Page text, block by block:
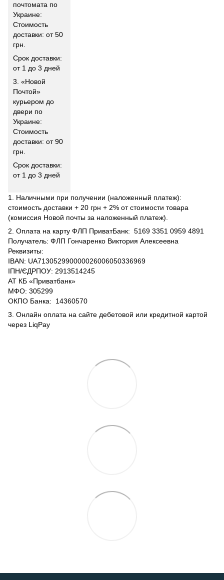
почтомата по
Украине:
Стоимость
доставки: от 50
грн.
Срок доставки:
от 1 до 3 дней
3. «Новой
Почтой»
курьером до
двери по
Украине:
Стоимость
доставки: от 90
грн.
Срок доставки:
от 1 до 3 дней
1. Наличными при получении (наложенный платеж):
стоимость доставки + 20 грн + 2% от стоимости товара
(комиссия Новой почты за наложенный платеж).
2. Оплата на карту ФЛП ПриватБанк: 5169 3351 0959 4891
Получатель: ФЛП Гончаренко Виктория Алексеевна
Реквизиты:
IBAN: UA713052990000026006050336969
ІПН/ЄДРПОУ: 2913514245
АТ КБ «Приватбанк»
МФО: 305299
ОКПО Банка: 14360570
3. Онлайн оплата на сайте дебетовой или кредитной картой
через LiqPay